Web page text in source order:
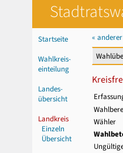
Startseite
Wahlkreis-
einteilung
Landes-
übersicht
Landkreis
Einzeln
Übersicht
«
Wähler